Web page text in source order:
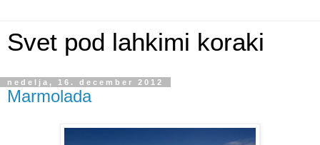
Svet pod lahkimi koraki
nedelja, 16. december 2012
Marmolada